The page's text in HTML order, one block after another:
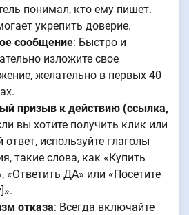
понимал, кто ему пишет.
укрепить доверие.
сообщение: Быстро и
изложите свое
желательно в первых 40
призыв к действию (ссылка,
вы хотите получить клик или
ответ, используйте глаголы
такие слова, как «Купить
«Ответить ДА» или «Посетите
отказа: Всегда включайте